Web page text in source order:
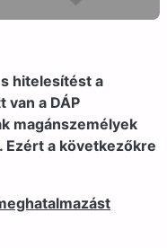
hitelesítést a
van a DÁP
magánszemélyek
Ezért a következőkre